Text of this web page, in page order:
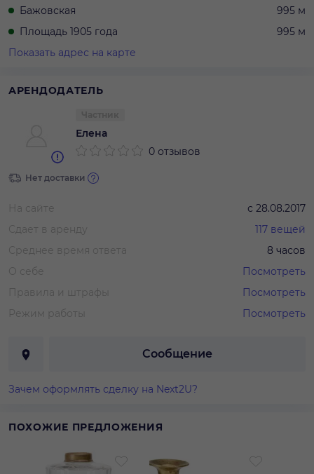
Бажовская
995 м
Площадь 1905 года
995 м
Показать адрес на карте
АРЕНДОДАТЕЛЬ
Елена
0 отзывов
Нет доставки
На сайте с 28.08.2017
Сдает в аренду
117 вещей
Среднее время ответа
8 часов
О себе
Посмотреть
Правила и штрафы
Посмотреть
Режим работы
Посмотреть
Сообщение
Зачем оформлять сделку на Next2U?
ПОХОЖИЕ ПРЕДЛОЖЕНИЯ